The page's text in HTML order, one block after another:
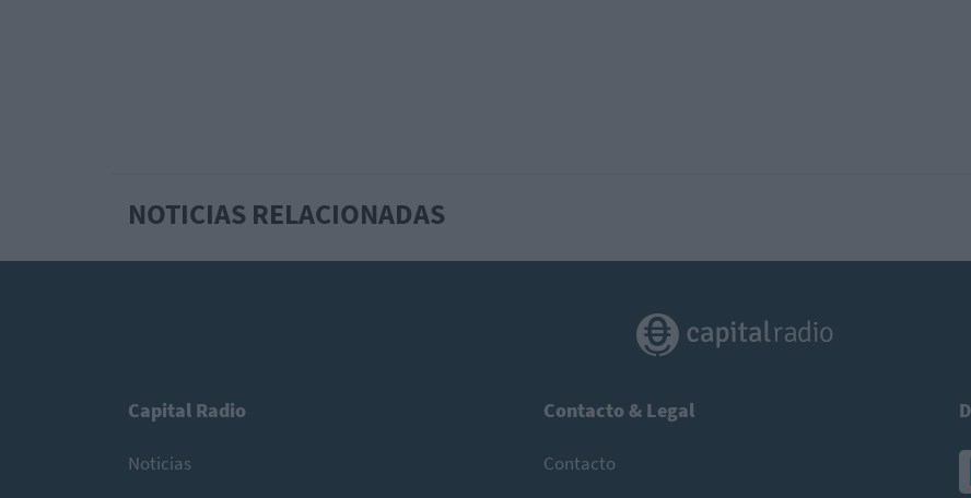
NOTICIAS RELACIONADAS
Capital Radio
Noticias
Contacto & Legal
Contacto